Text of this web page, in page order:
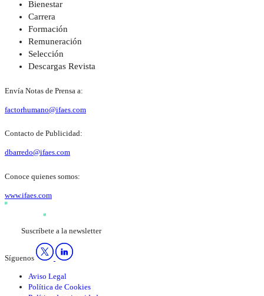
Bienestar
Carrera
Formación
Remuneración
Selección
Descargas Revista
Envía Notas de Prensa a:
factorhumano@ifaes.com
Contacto de Publicidad:
dbarredo@ifaes.com
Conoce quienes somos:
www.ifaes.com
Suscríbete a la newsletter
Síguenos
Aviso Legal
Política de Cookies